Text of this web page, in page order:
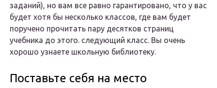
заданий), но вам все равно гарантировано, что у вас
будет хотя бы несколько классов, где вам будет
поручено прочитать пару десятков страниц
учебника до этого. следующий класс. Вы очень
хорошо узнаете школьную библиотеку.
Поставьте себя на место